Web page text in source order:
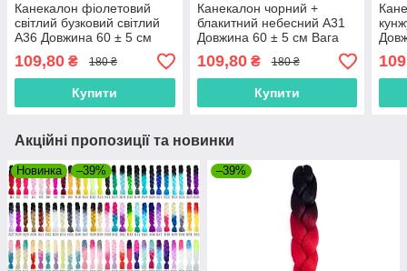
Канекалон фіолетовий
світлий бузковий світлий
А36 Довжина 60 ± 5 см
Вага 100 ± 5г
Термостійкий Jumbo Braid
109,80 ₴ 180 ₴
Купити
Канекалон чорний +
блакитний небесний А31
Довжина 60 ± 5 см Вага
100 ± 5г Термостійкий
двоколірний Jumbo Braid
109,80₴ 180 ₴
Купити
100
Акційні пропозиції та новинки
Новинка –39% –39%